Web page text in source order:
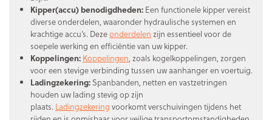
Kipper(accu) benodigdheden: Een functionele kipper vereist
diverse onderdelen, waaronder hydraulische systemen en
krachtige accu’s. Dezeonderdelen zijn essentieel voor de
soepele werking en efficiëntie van uw kipper.
Koppelingen: Koppelingen, zoals kogelkoppelingen, zorgen
voor een stevige verbinding tussen uw aanhanger en voertuig.
Ladingzekering: Spanbanden, netten en vastzetringen
houden uw lading stevig op zijn
plaats. Ladingzekering voorkomt verschuivingen tijdens het